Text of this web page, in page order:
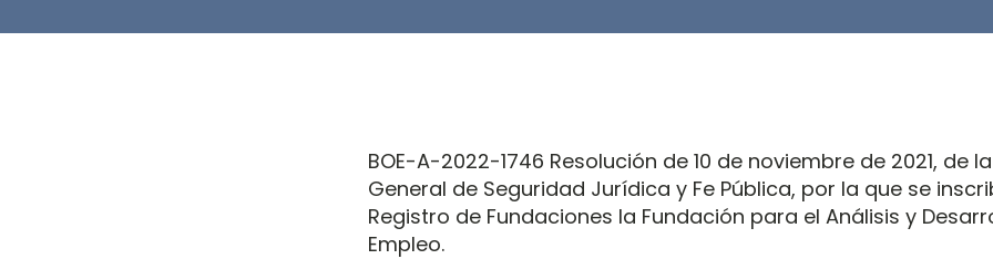
BOE-A-2022-1746 Resolución de 10 de noviembre de 2021, de
General de Seguridad Jurídica y Fe Pública, por la que se
Registro de Fundaciones la Fundación para el Análisis y
Empleo.